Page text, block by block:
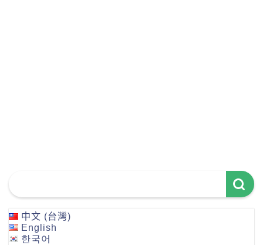
中文 (台灣)
English
한국어